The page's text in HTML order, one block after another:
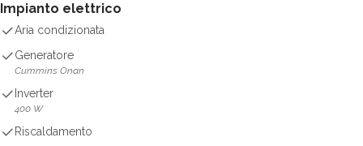
Impianto elettrico
Aria condizionata
Generatore
Cummins Onan
Inverter
400 W
Riscaldamento